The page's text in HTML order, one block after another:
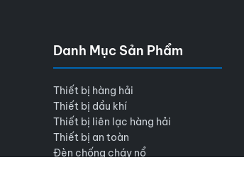
Danh Mục Sản Phẩm
Thiết bị hàng hải
Thiết bị dầu khí
Thiết bị liên lạc hàng hải
Thiết bị an toàn
Đèn chống cháy nổ